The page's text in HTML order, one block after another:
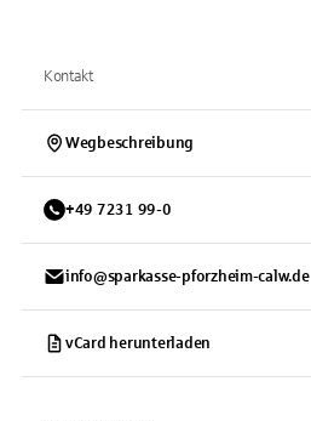
Kontakt
Wegbeschreibung
+49 7231 99-0
info@sparkasse-pforzheim-calw.de
vCard herunterladen